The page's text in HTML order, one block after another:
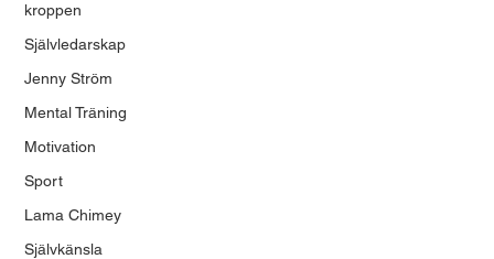
kroppen
Självledarskap
Jenny Ström
Mental Träning
Motivation
Sport
Lama Chimey
Självkänsla